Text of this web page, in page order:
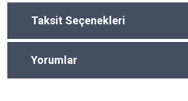
Taksit Seçenekleri
Yorumlar